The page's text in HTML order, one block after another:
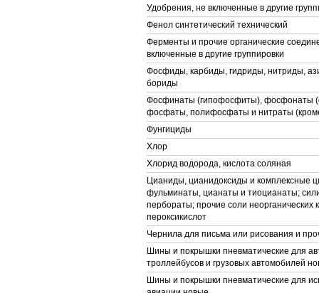
Удобрения, не включенные в другие
Фенол синтетический технический
Ферменты и прочие органические
включенные в другие группировки
Фосфиды, карбиды, гидриды, нитриды,
бориды
Фосфинаты (гипофосфиты), фосфонаты
фосфаты, полифосфаты и нитраты
Фунгициды
Хлор
Хлорид водорода, кислота соляная
Цианиды, цианидоксиды и комплексные
фульминаты, цианаты и тиоцианаты;
пербораты; прочие соли неорганических
пероксикислот
Чернила для письма или рисования и
Шины и покрышки пневматические для
троллейбусов и грузовых автомобилей
Шины и покрышки пневматические для